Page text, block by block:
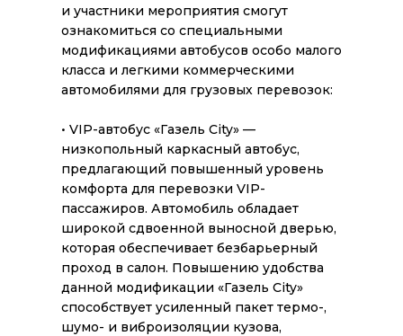
и участники мероприятия смогут
ознакомиться со специальными
модификациями автобусов особо малого
класса и легкими коммерческими
автомобилями для грузовых перевозок:
• VIP-автобус «Газель City» —
низкопольный каркасный автобус,
предлагающий повышенный уровень
комфорта для перевозки VIP-
пассажиров. Автомобиль обладает
широкой сдвоенной выносной дверью,
которая обеспечивает безбарьерный
проход в салон. Повышению удобства
данной модификации «Газель City»
способствует усиленный пакет термо-,
шумо- и виброизоляции кузова,